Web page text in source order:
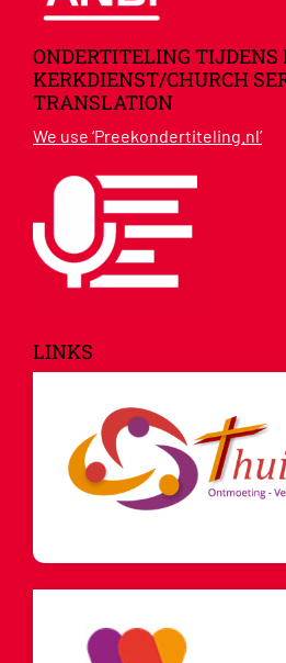
ONDERTITELING TIJDENS
KERKDIENST/CHURCH
TRANSLATION
We use ‘Preekondertiteling.nl’
LINKS